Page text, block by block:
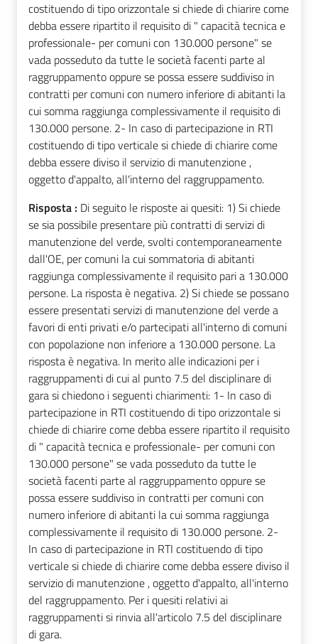
costituendo di tipo orizzontale si chiede di chiarire come
debba essere ripartito il requisito di " capacità tecnica e
professionale- per comuni con 130.000 persone" se
vada posseduto da tutte le società facenti parte al
raggruppamento oppure se possa essere suddiviso in
contratti per comuni con numero inferiore di abitanti la
cui somma raggiunga complessivamente il requisito di
130.000 persone. 2- In caso di partecipazione in RTI
costituendo di tipo verticale si chiede di chiarire come
debba essere diviso il servizio di manutenzione ,
oggetto d'appalto, all'interno del raggruppamento.
Risposta : Di seguito le risposte ai quesiti: 1) Si chiede
se sia possibile presentare più contratti di servizi di
manutenzione del verde, svolti contemporaneamente
dall'OE, per comuni la cui sommatoria di abitanti
raggiunga complessivamente il requisito pari a 130.000
persone. La risposta è negativa. 2) Si chiede se possano
essere presentati servizi di manutenzione del verde a
favori di enti privati e/o partecipati all'interno di comuni
con popolazione non inferiore a 130.000 persone. La
risposta è negativa. In merito alle indicazioni per i
raggruppamenti di cui al punto 7.5 del disciplinare di
gara si chiedono i seguenti chiarimenti: 1- In caso di
partecipazione in RTI costituendo di tipo orizzontale si
chiede di chiarire come debba essere ripartito il requisito
di " capacità tecnica e professionale- per comuni con
130.000 persone" se vada posseduto da tutte le
società facenti parte al raggruppamento oppure se
possa essere suddiviso in contratti per comuni con
numero inferiore di abitanti la cui somma raggiunga
complessivamente il requisito di 130.000 persone. 2-
In caso di partecipazione in RTI costituendo di tipo
verticale si chiede di chiarire come debba essere diviso il
servizio di manutenzione , oggetto d'appalto, all'interno
del raggruppamento. Per i quesiti relativi ai
raggruppamenti si rinvia all'articolo 7.5 del disciplinare
di gara.